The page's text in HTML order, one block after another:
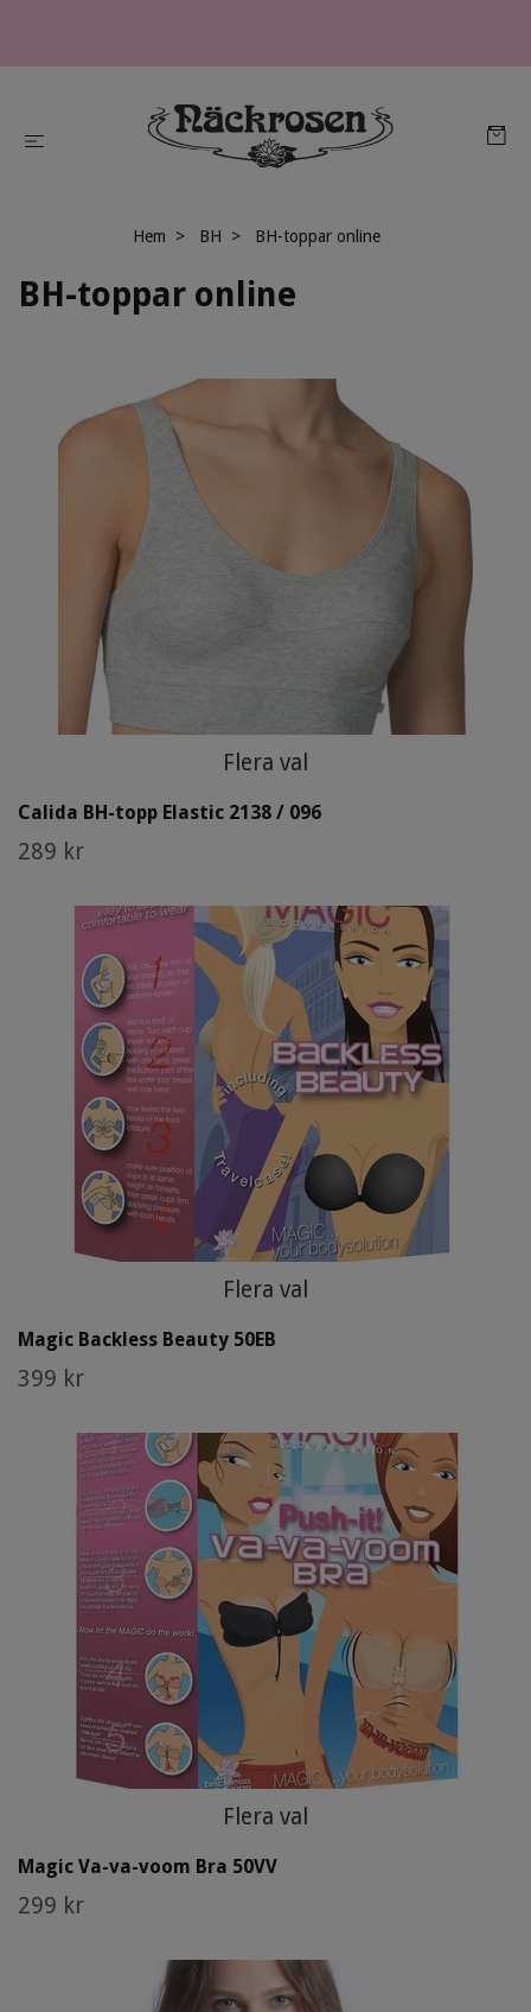
Hem BH BH-toppar online
BH-toppar online
Flera val
Calida BH-topp Elastic 2138 / 096
289 kr
Flera val
Magic Backless Beauty 50EB
399 kr
Flera val
Magic Va-va-voom Bra 50VV
299 kr